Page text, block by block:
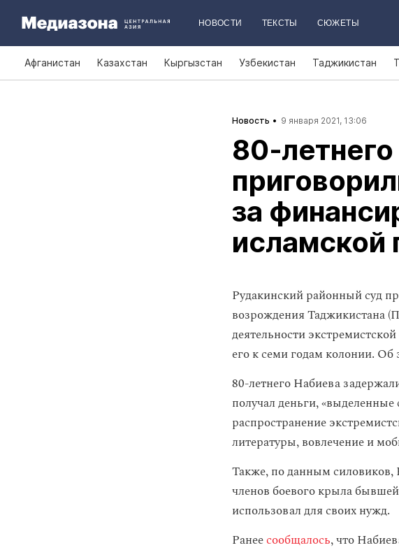
НОВОСТИ ТЕКСТЫ СЮЖЕТЫ
Афганистан Казахстан Кыргызстан Узбекистан Таджикистан
Новость 9 января 2021, 13:06
за
исламской
Рудакинский районный суд
возрождения Таджикистана
деятельности
его к семи годам колонии. Об
80-летнего Набиева
получал деньги,
распространение
литературы, вовлечение и
Также, по данным силовиков,
членов боевого крыла
использовал для своих нужд.
Ранеесообщалось, что